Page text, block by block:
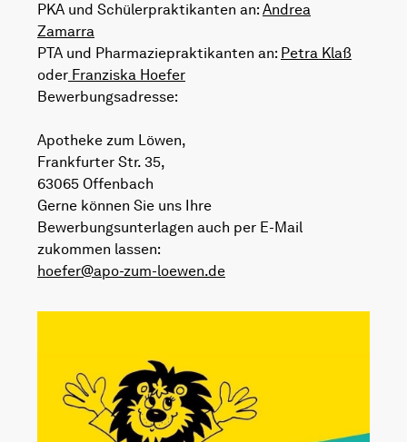
PKA und Schülerpraktikanten an: Andrea
Zamarra
PTA und Pharmaziepraktikanten an: Petra Klaß
oder Franziska Hoefer
Bewerbungsadresse:
Apotheke zum Löwen,
Frankfurter Str. 35,
63065 Offenbach
Gerne können Sie uns Ihre
Bewerbungsunterlagen auch per E-Mail
zukommen lassen:
hoefer@apo-zum-loewen.de